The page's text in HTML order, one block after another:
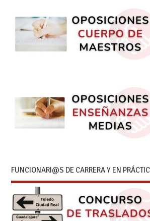
FUNCIONARI@S DE CARRERA Y EN